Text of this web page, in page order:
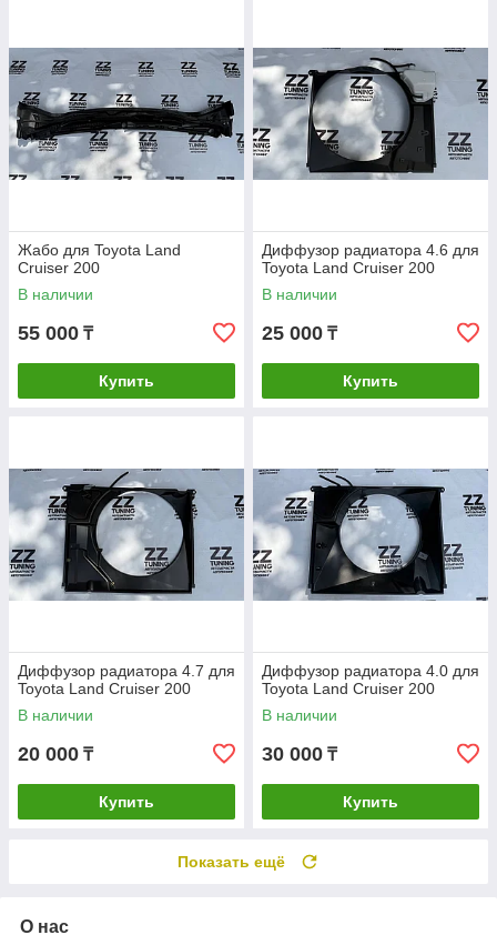
Жабо для Toyota Land
Cruiser 200
В наличии
55 000 ₸
Купить
Диффузор радиатора 4.6 для
Toyota Land Cruiser 200
В наличии
25 000 ₸
Купить
Диффузор радиатора 4.7 для
Toyota Land Cruiser 200
В наличии
20 000 ₸
Купить
Диффузор радиатора 4.0 для
Toyota Land Cruiser 200
В наличии
30 000 ₸
Купить
Показать ещё
О нас